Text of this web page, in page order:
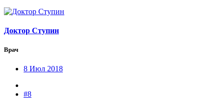
Доктор Ступин
Врач
8 Июл 2018
#8